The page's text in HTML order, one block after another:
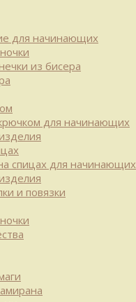
для начинающих
из бисера
для начинающих
спицах для начинающих
и повязки